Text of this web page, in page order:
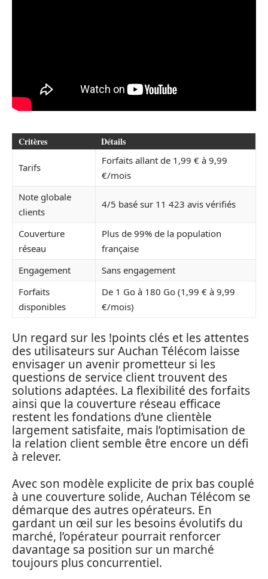
Critères Détails
Tarifs
Forfaits allant de 1,99 € à 9,99
€/mois
Note globale
clients
4/5 basé sur 11 423 avis vérifiés
Couverture
réseau
Plus de 99% de la population
française
Engagement
Sans engagement
Forfaits
disponibles
De 1 Go à 180 Go (1,99 € à 9,99
€/mois)
Un regard sur les !points clés et les attentes
des utilisateurs sur Auchan Télécom laisse
envisager un avenir prometteur si les
questions de service client trouvent des
solutions adaptées. La flexibilité des forfaits
ainsi que la couverture réseau efficace
restent les fondations d’une clientèle
largement satisfaite, mais l’optimisation de
la relation client semble être encore un défi
à relever.
Avec son modèle explicite de prix bas couplé
à une couverture solide, Auchan Télécom se
démarque des autres opérateurs. En
gardant un œil sur les besoins évolutifs du
marché, l’opérateur pourrait renforcer
davantage sa position sur un marché
toujours plus concurrentiel.